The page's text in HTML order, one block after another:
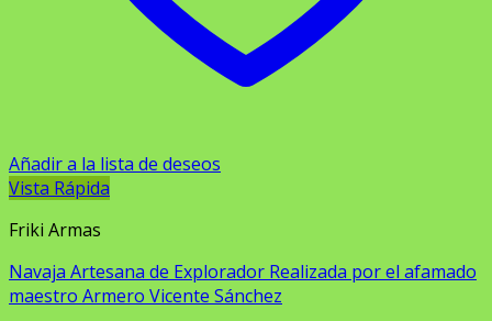
Añadir a la lista de deseos
Vista Rápida
Friki Armas
Navaja Artesana de Explorador Realizada por el afamado
maestro Armero Vicente Sánchez